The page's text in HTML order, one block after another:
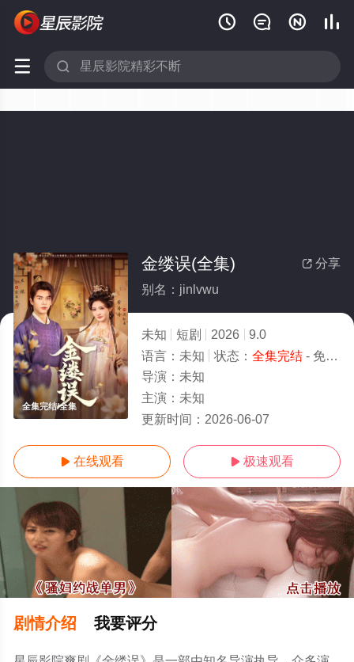
   
 
全集完结/全集
 分享
金缕误(全集)
别名：jinlvwu
未知 短剧 2026
9.0
语言： 未知 状态： 全集完结- 免费在线观看
导演： 未知
主演： 未知
更新时间： 2026-06-07
 在线观看  极速观看
剧情介绍 我要评分